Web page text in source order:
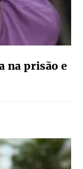
na prisão e